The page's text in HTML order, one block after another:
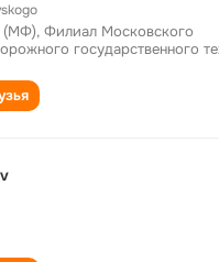
Филиал Московского
государственного